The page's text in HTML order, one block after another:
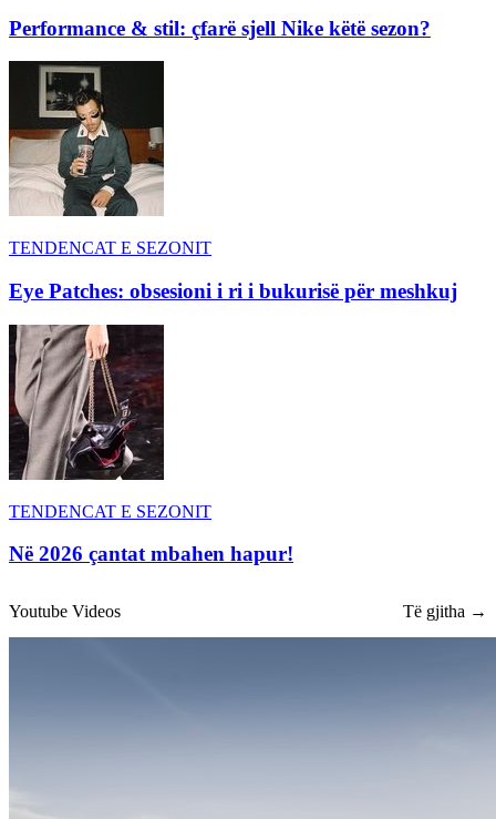
Performance & stil: çfarë sjell Nike këtë sezon?
TENDENCAT E SEZONIT
Eye Patches: obsesioni i ri i bukurisë për meshkuj
TENDENCAT E SEZONIT
Në 2026 çantat mbahen hapur!
Youtube Videos Të gjitha →